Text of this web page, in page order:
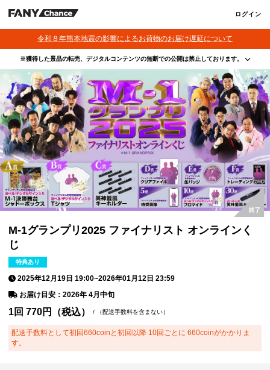
ログイン
令和８年熊本地震の影響によるお荷物のお届け遅延について
※獲得した景品の転売、デジタルコンテンツの無断での公開は禁止しております。
・本サービスで獲得された景品をオークション等へ出品する行為、その他営利目的での転売行
為は禁止しております。
・本サービスで獲得された動画･画像･ボイス等のデジタルコンテンツは、出品者が著作権を有
しております。無断でのSNS等での公開、譲渡、その他著作権を侵害する行為は禁止しており
ます。
・当選権利は当選者ご本人のみ有効となります。当選権利の譲渡、オークション等への出品、
その他営利目的での転売は禁止しております。
M-1グランプリ2025 ファイナリスト オンラインく
じ
特典あり
2025年12月19日 19:00~2026年01月12日 23:59
お届け目安：2026年 4月中旬
1回770円（税込）/ （配送手数料を含まない）
配送手数料として初回660coinと初回以降 10回ごとに 660coinがかかりま
す。